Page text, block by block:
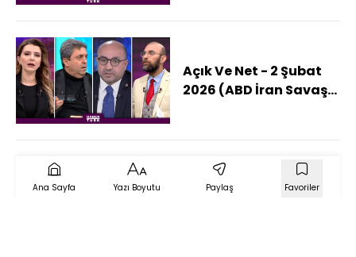
Açık Ve Net - 2 Şubat
2026 (ABD İran Savaşı
Ana Sayfa Yazı Boyutu Paylaş Favoriler